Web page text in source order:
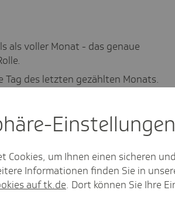
als voller Monat - das genaue
Tag des letzten gezählten Monats.
Juni zählt, ebenso die
wichtig. Mit dieser einfachen
an:
Einstel­lungen
Cookies, um Ihnen einen sicheren
Informationen finden Sie in
auf tk.de. Dort können Sie Ihre